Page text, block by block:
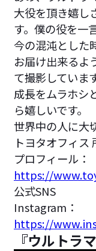
大役を頂き嬉し
す。僕の役を一
今の混沌とした
お届け出来るよ
て撮影していま
成長をムラホシ
ら嬉しいです。
世界中の人に大
トヨタオフィス
プロフィール：
https://
公式SNS
Instagram：
https://
『ウルトラ